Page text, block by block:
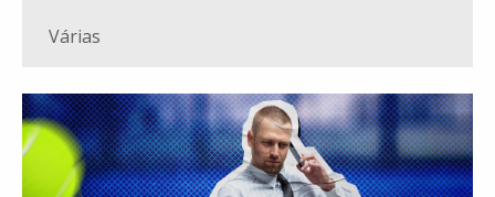
Várias